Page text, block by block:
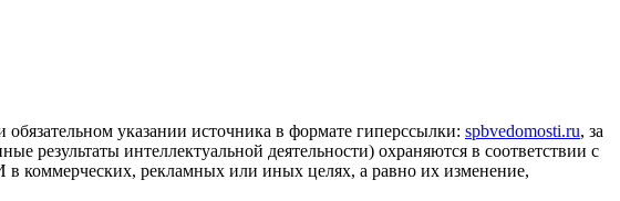
указании источника в формате гиперссылки: spbvedomosti.ru, за
результаты интеллектуальной деятельности) охраняются в соответствии с
коммерческих, рекламных или иных целях, а равно их изменение,